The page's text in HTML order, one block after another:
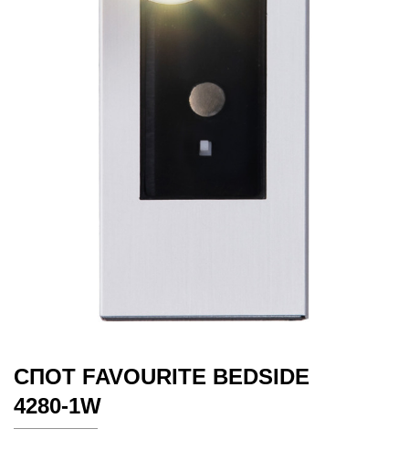
СПОТ FAVOURITE BEDSIDE
4280-1W